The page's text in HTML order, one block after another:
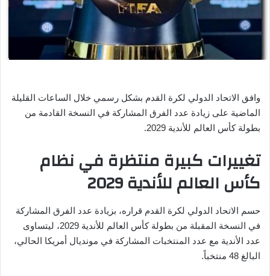
ي
وافق الاتحاد الدولي لكرة القدم بشكل رسمي خلال الساعات القليلة
الماضية على زيادة عدد الفرق المشاركة في النسخة القادمة من
بطولة كأس العالم للأندية 2029.
تغييرات كبيرة منتظرة في نظام
كأس العالم للأندية 2029
حسم الاتحاد الدولي لكرة القدم قراره، بزيادة عدد الفرق المشاركة
في النسخة المقبلة من بطولة كأس العالم للأندية 2029، ليتساوى
عدد الأندية مع عدد المنتخبات المشاركة في مونديال أمريكا الحالي،
البالغ 48 منتخباً.